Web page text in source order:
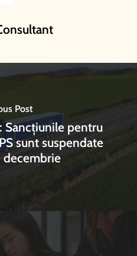
Post
Sancțiunile pentru
sunt suspendate
decembrie